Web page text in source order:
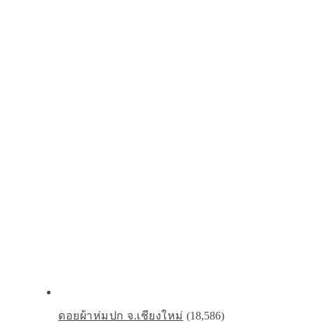
ดอยผ้าห่มปก จ.เชียงใหม่ (18,586)